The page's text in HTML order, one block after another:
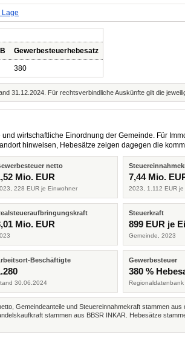
Lage
Gewerbesteuerhebesatz
380
31.12.2024. Für rechtsverbindliche Auskünfte gilt die
wirtschaftliche Einordnung der Gemeinde. Für
hinweisen, Hebesätze zeigen dagegen die
netto
Mio. EUR
228 EUR je Einwohner
7,44 Mio.
2023, 1.112 EUR
Mio. EUR
Steuerkraft
899 EUR je
Gemeinde, 2023
Beschäftigte
30.06.2024
Gewerbesteuer
380 %
Gemeindeanteile und Steuereinnahmekraft stammen
stammen aus BBSR INKAR. Hebesätze